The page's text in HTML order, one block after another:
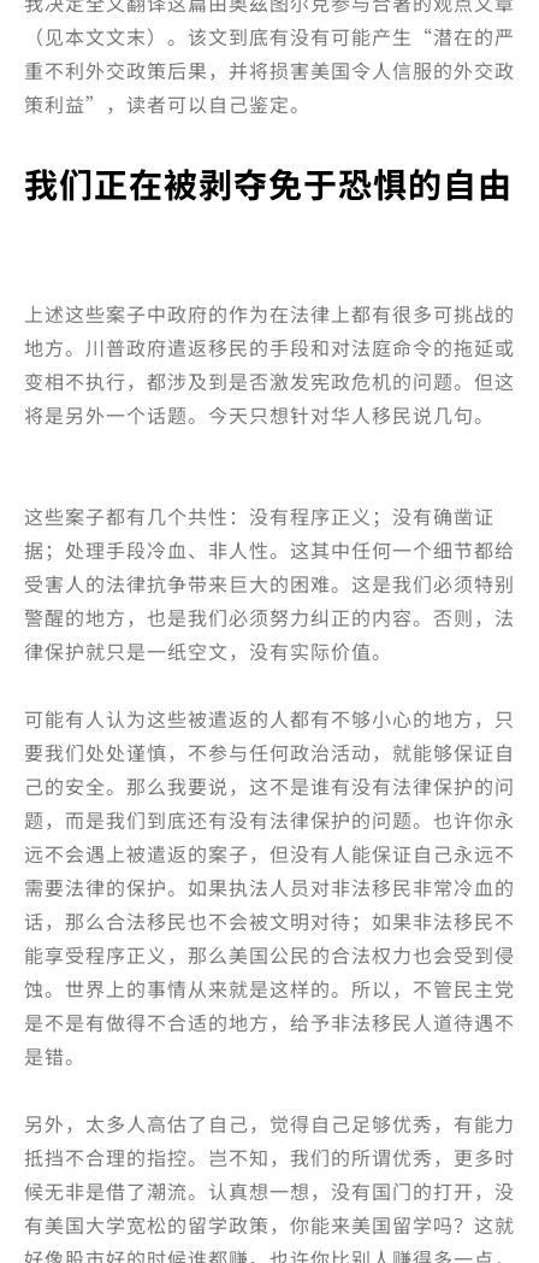
（见本文文末）。该文到底有没有可能产生“潜在的严
重不利外交政策后果，并将损害美国令人信服的外交政
策利益”，读者可以自己鉴定。
我们正在被剥夺免于恐惧的自由
上述这些案子中政府的作为在法律上都有很多可挑战的
地方。川普政府遣返移民的手段和对法庭命令的拖延或
变相不执行，都涉及到是否激发宪政危机的问题。但这
将是另外一个话题。今天只想针对华人移民说几句。
这些案子都有几个共性：没有程序正义；没有确凿证
据；处理手段冷血、非人性。这其中任何一个细节都给
受害人的法律抗争带来巨大的困难。这是我们必须特别
警醒的地方，也是我们必须努力纠正的内容。否则，法
律保护就只是一纸空文，没有实际价值。
可能有人认为这些被遣返的人都有不够小心的地方，只
要我们处处谨慎，不参与任何政治活动，就能够保证自
己的安全。那么我要说，这不是谁有没有法律保护的问
题，而是我们到底还有没有法律保护的问题。也许你永
远不会遇上被遣返的案子，但没有人能保证自己永远不
需要法律的保护。如果执法人员对非法移民非常冷血的
话，那么合法移民也不会被文明对待；如果非法移民不
能享受程序正义，那么美国公民的合法权力也会受到侵
蚀。世界上的事情从来就是这样的。所以，不管民主党
是不是有做得不合适的地方，给予非法移民人道待遇不
是错。
另外，太多人高估了自己，觉得自己足够优秀，有能力
抵挡不合理的指控。岂不知，我们的所谓优秀，更多时
候无非是借了潮流。认真想一想，没有国门的打开，没
有美国大学宽松的留学政策，你能来美国留学吗？这就